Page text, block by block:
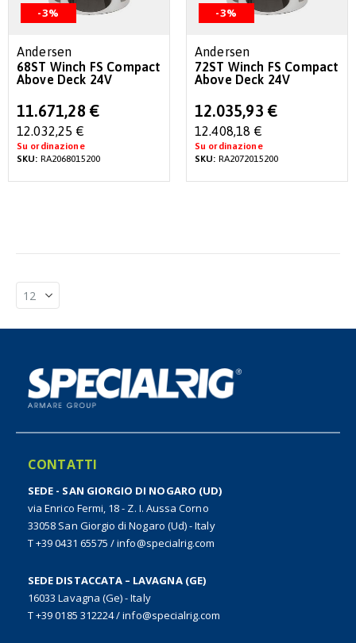
-3%
Andersen
68ST Winch FS Compact
Above Deck 24V
Special
Price
11.671,28 €
12.032,25 €
Su ordinazione
SKU: RA2068015200
-3%
Andersen
72ST Winch FS Compact
Above Deck 24V
Special
Price
12.035,93 €
12.408,18 €
Su ordinazione
SKU: RA2072015200
CONTATTI
SEDE - SAN GIORGIO DI NOGARO (UD)
via Enrico Fermi, 18 - Z. I. Aussa Corno
33058 San Giorgio di Nogaro (Ud) - Italy
T +39 0431 65575 /info@specialrig.com
SEDE DISTACCATA – LAVAGNA (GE)
16033 Lavagna (Ge) - Italy
T +39 0185 312224/info@specialrig.com